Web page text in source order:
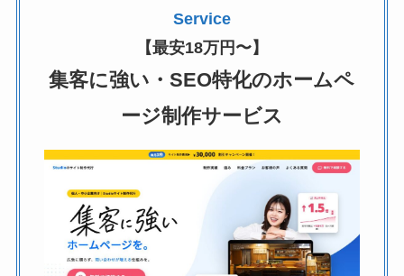
Service
【最安18万円〜】
集客に強い・SEO特化のホームペ
ージ制作サービス